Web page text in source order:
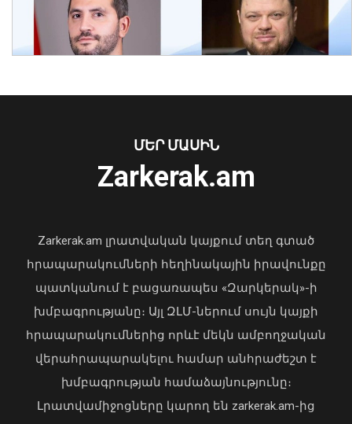
Կոտայքի մարզում Toyota-ն շրջվել է
երկու անչափահաս երեխաները
Երաշտի պատճառով Գերմանիայի
գետերում ջրի մակերես են դուրս եկել
Ուկրաինայի Գերագույն Ռադայի
նախագահը շնորհավորել է ՀՀ ԱԺ
ՄԵՐ ՄԱՍԻՆ
Zarkerak.am
Zarkerak.am լրատվական կայքում տեղ գտած
հրապարակումների հեղինակային իրավունքը
պատկանում է բացառապես «Զարկերակ»-ի
խմբագրությանը։ Այլ ԶԼՄ-ներում սույն կայքի
հրապարակումներից որևէ մեկն ամբողջական
վերահրապարակելու համար անհրաժեշտ է
խմբագրության համաձայնությունը։
Լրատվամիջոցները կարող են zarkerak.am-ից